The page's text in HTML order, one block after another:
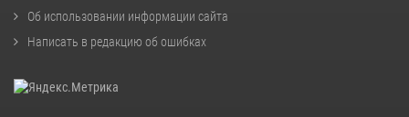
Об использовании информации сайта
Написать в редакцию об ошибках